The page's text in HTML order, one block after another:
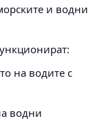
и водни
на водите с
водни